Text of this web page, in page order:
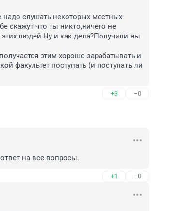
слушать некоторых местных
скажут что ты никто,ничего не
этих людей.Ну и как дела?Получили вы
этим хорошо зарабатывать и
факультет поступать (и поступать ли
+3 –0
на все вопросы.
+1 –0